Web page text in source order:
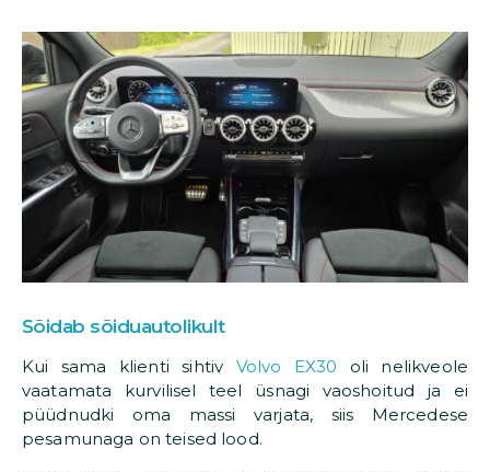
Sõidab sõiduautolikult
Kui sama klienti sihtiv Volvo EX30 oli nelikveole
vaatamata kurvilisel teel üsnagi vaoshoitud ja ei
püüdnudki oma massi varjata, siis Mercedese
pesamunaga on teised lood.